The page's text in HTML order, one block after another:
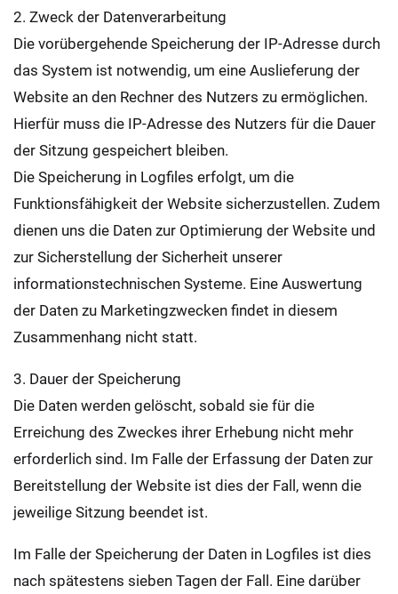
2. Zweck der Datenverarbeitung
Die vorübergehende Speicherung der IP-Adresse durch
das System ist notwendig, um eine Auslieferung der
Website an den Rechner des Nutzers zu ermöglichen.
Hierfür muss die IP-Adresse des Nutzers für die Dauer
der Sitzung gespeichert bleiben.
Die Speicherung in Logfiles erfolgt, um die
Funktionsfähigkeit der Website sicherzustellen. Zudem
dienen uns die Daten zur Optimierung der Website und
zur Sicherstellung der Sicherheit unserer
informationstechnischen Systeme. Eine Auswertung
der Daten zu Marketingzwecken findet in diesem
Zusammenhang nicht statt.
3. Dauer der Speicherung
Die Daten werden gelöscht, sobald sie für die
Erreichung des Zweckes ihrer Erhebung nicht mehr
erforderlich sind. Im Falle der Erfassung der Daten zur
Bereitstellung der Website ist dies der Fall, wenn die
jeweilige Sitzung beendet ist.
Im Falle der Speicherung der Daten in Logfiles ist dies
nach spätestens sieben Tagen der Fall. Eine darüber